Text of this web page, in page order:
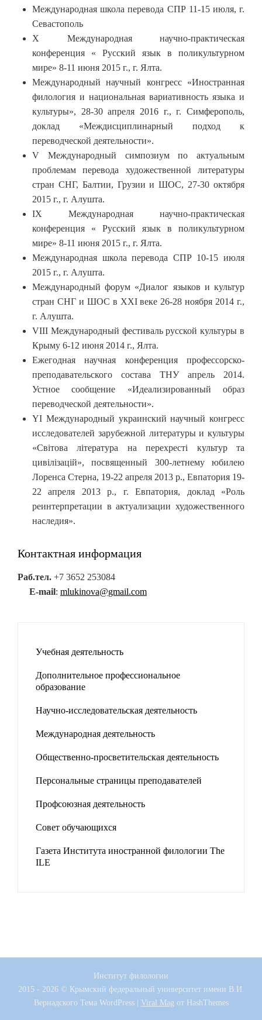
Международная школа перевода СПР 11-15 июля, г.
Севастополь
X Международная научно-практическая
конференция « Русский язык в поликультурном
мире» 8-11 июня 2015 г., г. Ялта.
Международный научный конгресс «Иностранная
филология и национальная вариативность языка и
культуры», 28-30 апреля 2016 г., г. Симферополь,
доклад «Междисциплинарный подход к
переводческой деятельности».
V Международный симпозиум по актуальным
проблемам перевода художественной литературы
стран СНГ, Балтии, Грузии и ШОС, 27-30 октября
2015 г., г. Алушта.
IX Международная научно-практическая
конференция « Русский язык в поликультурном
мире» 8-11 июня 2015 г., г. Ялта.
Международная школа перевода СПР 10-15 июля
2015 г., г. Алушта.
Международный форум «Диалог языков и культур
стран СНГ и ШОС в XXI веке 26-28 ноября 2014 г.,
г. Алушта.
VIII Международный фестиваль русской культуры в
Крыму 6-12 июня 2014 г., Ялта.
Ежегодная научная конференция профессорско-
преподавательского состава ТНУ апрель 2014.
Устное сообщение «Идеализированный образ
переводческой деятельности».
YI Международный украинский научный конгресс
исследователей зарубежной литературы и культуры
«Свiтова лiтература на перехрестi культур та
цивiлiзацiй», посвященный 300-летнему юбилею
Лоренса Стерна, 19-22 апреля 2013 р., Евпатория 19-
22 апреля 2013 р., г. Евпатория, доклад «Роль
реинтерпретации в актуализации художественного
наследия».
Контактная информация
Раб.тел. +7 3652 253084
E-mail: mlukinova@gmail.com
Учебная деятельность
Дополнительное профессиональное
образование
Научно-исследовательская деятельность
Международная деятельность
Общественно-просветительская деятельность
Персональные страницы преподавателей
Профсоюзная деятельность
Совет обучающихся
Газета Института иностранной филологии The
ILE
Институт филологии
2015 - 2026 © Крымский федеральный университет имени В.И.
ВернадскогоТема WordPress | Viral Mag от HashThemes